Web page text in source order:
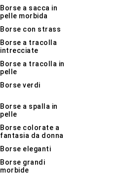
Borse a sacca in
pelle morbida
Borse con strass
Borse a tracolla
intrecciate
Borse a tracolla in
pelle
Borse verdi
Borse a spalla in
pelle
Borse colorate a
fantasia da donna
Borse eleganti
Borse grandi
morbide